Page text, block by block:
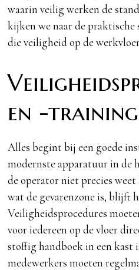
waarin veilig werken de
kijken we naar de
die veiligheid op de
en -
Alles begint bij een goede
modernste apparatuur in de
de operator niet precies
wat de gevarenzone is, blijft
Veiligheidsprocedures
voor iedereen op de vloer
stoffig handboek in een kast
medewerkers moeten